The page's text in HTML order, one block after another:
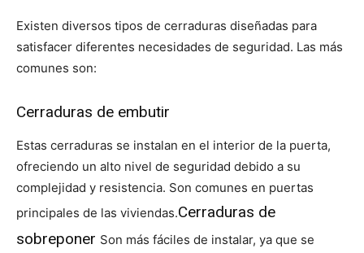
Existen diversos tipos de cerraduras diseñadas para
satisfacer diferentes necesidades de seguridad. Las más
comunes son:
Cerraduras de embutir
Estas cerraduras se instalan en el interior de la puerta,
ofreciendo un alto nivel de seguridad debido a su
complejidad y resistencia. Son comunes en puertas
principales de las viviendas.Cerraduras de
sobreponer Son más fáciles de instalar, ya que se